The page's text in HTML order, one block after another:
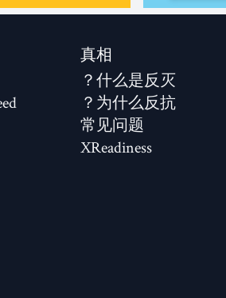
真相
什么是反灭？
为什么反抗？
常见问题
XReadiness